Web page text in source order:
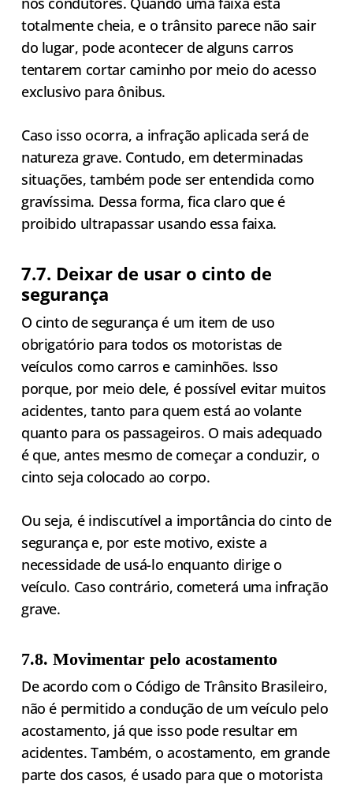
totalmente cheia, e o trânsito parece não sair
do lugar, pode acontecer de alguns carros
tentarem cortar caminho por meio do acesso
exclusivo para ônibus.
Caso isso ocorra, a infração aplicada será de
natureza grave. Contudo, em determinadas
situações, também pode ser entendida como
gravíssima. Dessa forma, fica claro que é
proibido ultrapassar usando essa faixa.
7.7. Deixar de usar o cinto de
segurança
O cinto de segurança é um item de uso
obrigatório para todos os motoristas de
veículos como carros e caminhões. Isso
porque, por meio dele, é possível evitar muitos
acidentes, tanto para quem está ao volante
quanto para os passageiros. O mais adequado
é que, antes mesmo de começar a conduzir, o
cinto seja colocado ao corpo.
Ou seja, é indiscutível a importância do cinto de
segurança e, por este motivo, existe a
necessidade de usá-lo enquanto dirige o
veículo. Caso contrário, cometerá uma infração
grave.
7.8. Movimentar pelo acostamento
De acordo com o Código de Trânsito Brasileiro,
não é permitido a condução de um veículo pelo
acostamento, já que isso pode resultar em
acidentes. Também, o acostamento, em grande
parte dos casos, é usado para que o motorista